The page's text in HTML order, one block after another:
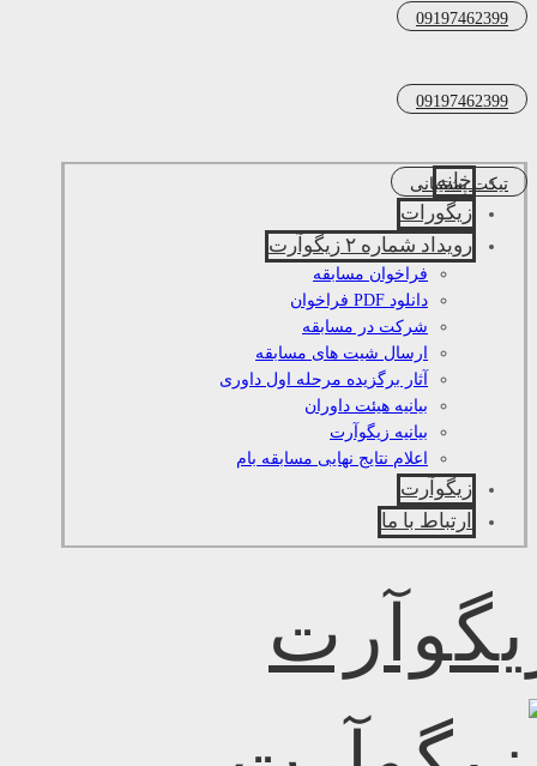
09197462399
09197462399
تیکت پشتیبانی
خانه
زیگورات
رویداد شماره ۲ زیگوآرت
فراخوان مسابقه
دانلود PDF فراخوان
شرکت در مسابقه
ارسال شیت های مسابقه
آثار برگزیده مرحله اول داوری
بیانیه هیئت داوران
بیانیه زیگوآرت
اعلام نتایج نهایی مسابقه بام
زیگوآرت
ارتباط با ما